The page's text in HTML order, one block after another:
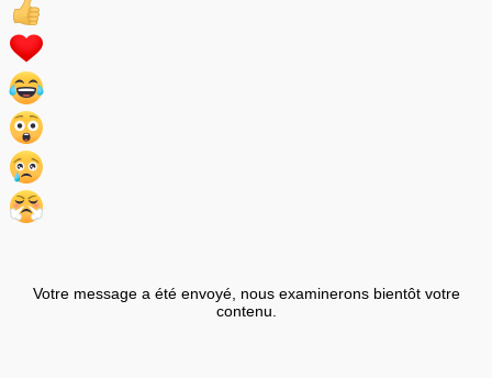
Votre message a été envoyé, nous examinerons bientôt votre
contenu.